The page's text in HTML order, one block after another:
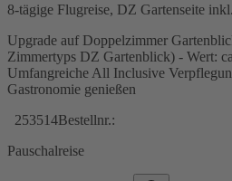
8-tägige Flugreise, DZ Gartenseite
Upgrade auf Doppelzimmer
Zimmertyps DZ Gartenblick) - Wert:
Umfangreiche All Inclusive
Gastronomie genießen
253514Bestellnr.:
Pauschalreise